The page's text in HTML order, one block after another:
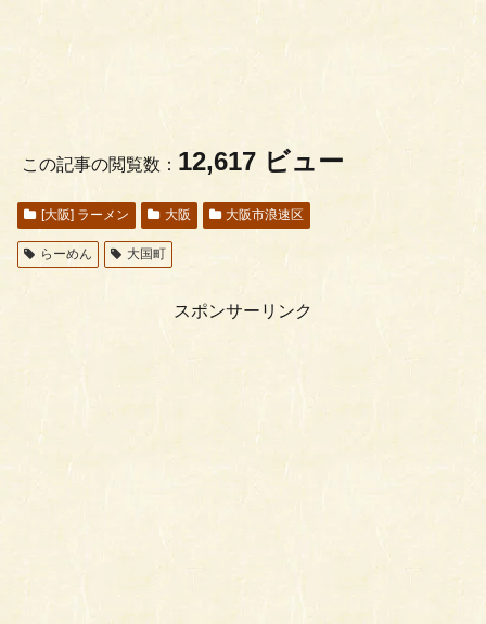
この記事の閲覧数： 12,617 ビュー
[大阪] ラーメン 大阪 大阪市浪速区
らーめん 大国町
スポンサーリンク